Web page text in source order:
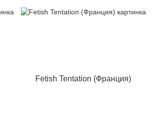
Fetish Tentation (Франция)